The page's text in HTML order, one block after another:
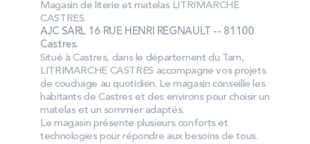
Nos engagements
Storelocator
Contact
Mon compte
Magasin de literie et matelas LITRIMARCHE
CASTRES.
AJC SARL 16 RUE HENRI REGNAULT -- 81100
Castres.
Situé à Castres, dans le département du Tarn,
LITRIMARCHE CASTRES accompagne vos projets
de couchage au quotidien. Le magasin conseille les
habitants de Castres et des environs pour choisir un
matelas et un sommier adaptés.
Le magasin présente plusieurs conforts et
technologies pour répondre aux besoins de tous.